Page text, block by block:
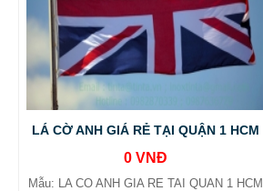
LÁ CỜ ANH GIÁ RẺ TẠI QUẬN 1 HCM
0 VNĐ
Mẫu: LA CO ANH GIA RE TAI QUAN 1 HCM